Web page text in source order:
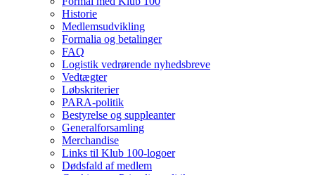
Historie
Medlemsudvikling
Formalia og betalinger
FAQ
Logistik vedrørende nyhedsbreve
Vedtægter
Løbskriterier
PARA-politik
Bestyrelse og suppleanter
Generalforsamling
Merchandise
Links til Klub 100-logoer
Dødsfald af medlem